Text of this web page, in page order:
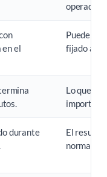
operador.
en el
Puede no
fijado a
Lo que
importar
durante
El